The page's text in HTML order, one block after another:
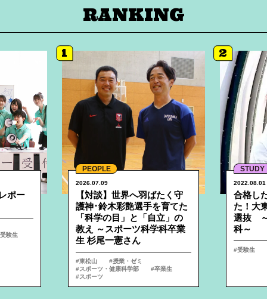
RANKING
詳細へ
ポー
受験生
詳細へ
1
PEOPLE
2026.07.09
【対談】世界へ羽ばたく守
護神･鈴木彩艶選手を育てた
「科学の目」と「自立」の
教え ～スポーツ科学科卒業
生 杉尾一憲さん
東松山
授業・ゼミ
スポーツ・健康科学部
卒業生
スポーツ
2
STUDY
2022.08.01
合格し
た！大
選抜 ～
科～
受験生